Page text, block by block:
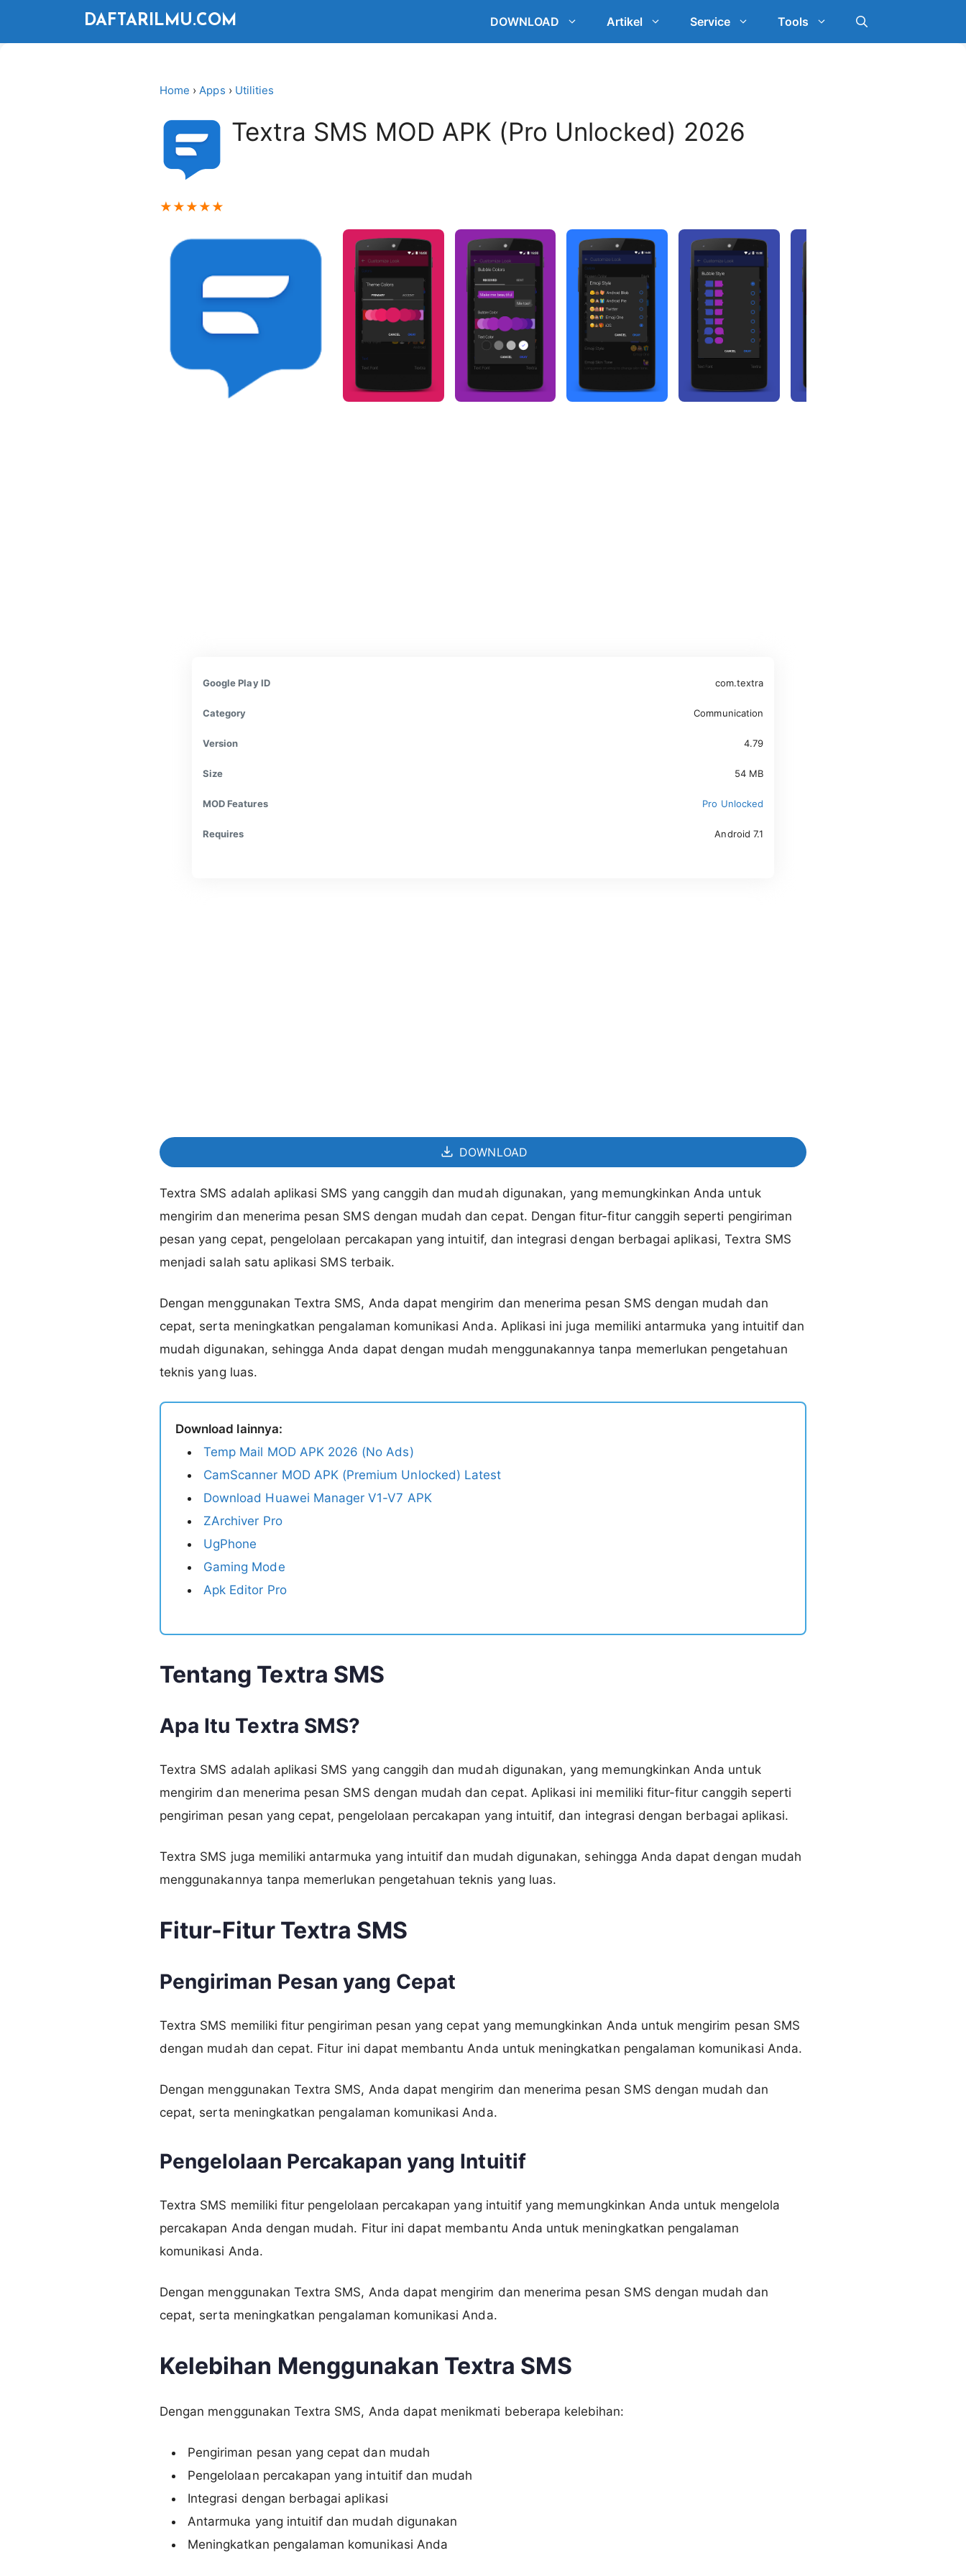
DAFTARILMU.COM DOWNLOAD Artikel Service Tools
Home ›Apps › Utilities
Textra SMS MOD APK (Pro Unlocked) 2026
★ ★ ★ ★ ★
Google Play ID com.textra
Category Communication
Version 4.79
Size 54 MB
MOD Features Pro Unlocked
Requires Android 7.1
DOWNLOAD
Textra SMS adalah aplikasi SMS yang canggih dan mudah digunakan, yang memungkinkan Anda untuk
mengirim dan menerima pesan SMS dengan mudah dan cepat. Dengan fitur-fitur canggih seperti pengiriman
pesan yang cepat, pengelolaan percakapan yang intuitif, dan integrasi dengan berbagai aplikasi, Textra SMS
menjadi salah satu aplikasi SMS terbaik.
Dengan menggunakan Textra SMS, Anda dapat mengirim dan menerima pesan SMS dengan mudah dan
cepat, serta meningkatkan pengalaman komunikasi Anda. Aplikasi ini juga memiliki antarmuka yang intuitif dan
mudah digunakan, sehingga Anda dapat dengan mudah menggunakannya tanpa memerlukan pengetahuan
teknis yang luas.
Download lainnya:
Temp Mail MOD APK 2026 (No Ads)
CamScanner MOD APK (Premium Unlocked) Latest
Download Huawei Manager V1-V7 APK
ZArchiver Pro
UgPhone
Gaming Mode
Apk Editor Pro
Tentang Textra SMS
Apa Itu Textra SMS?
Textra SMS adalah aplikasi SMS yang canggih dan mudah digunakan, yang memungkinkan Anda untuk
mengirim dan menerima pesan SMS dengan mudah dan cepat. Aplikasi ini memiliki fitur-fitur canggih seperti
pengiriman pesan yang cepat, pengelolaan percakapan yang intuitif, dan integrasi dengan berbagai aplikasi.
Textra SMS juga memiliki antarmuka yang intuitif dan mudah digunakan, sehingga Anda dapat dengan mudah
menggunakannya tanpa memerlukan pengetahuan teknis yang luas.
Fitur-Fitur Textra SMS
Pengiriman Pesan yang Cepat
Textra SMS memiliki fitur pengiriman pesan yang cepat yang memungkinkan Anda untuk mengirim pesan SMS
dengan mudah dan cepat. Fitur ini dapat membantu Anda untuk meningkatkan pengalaman komunikasi Anda.
Dengan menggunakan Textra SMS, Anda dapat mengirim dan menerima pesan SMS dengan mudah dan
cepat, serta meningkatkan pengalaman komunikasi Anda.
Pengelolaan Percakapan yang Intuitif
Textra SMS memiliki fitur pengelolaan percakapan yang intuitif yang memungkinkan Anda untuk mengelola
percakapan Anda dengan mudah. Fitur ini dapat membantu Anda untuk meningkatkan pengalaman
komunikasi Anda.
Dengan menggunakan Textra SMS, Anda dapat mengirim dan menerima pesan SMS dengan mudah dan
cepat, serta meningkatkan pengalaman komunikasi Anda.
Kelebihan Menggunakan Textra SMS
Dengan menggunakan Textra SMS, Anda dapat menikmati beberapa kelebihan:
Pengiriman pesan yang cepat dan mudah
Pengelolaan percakapan yang intuitif dan mudah
Integrasi dengan berbagai aplikasi
Antarmuka yang intuitif dan mudah digunakan
Meningkatkan pengalaman komunikasi Anda